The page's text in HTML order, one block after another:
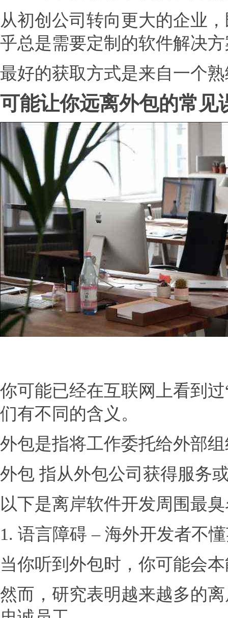
从初创公司转向更大的企业
乎总是需要定制的软件解决
最好的获取方式是来自一个
可能让你远离外包的常见
你可能已经在互联网上看到
们有不同的含义。
外包是指将工作委托给外部
外包 指从外包公司获得服务
以下是离岸软件开发周围最
1. 语言障碍 – 海外开发者不
当你听到外包时，你可能会
然而，研究表明越来越多的